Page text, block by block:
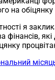
на
я